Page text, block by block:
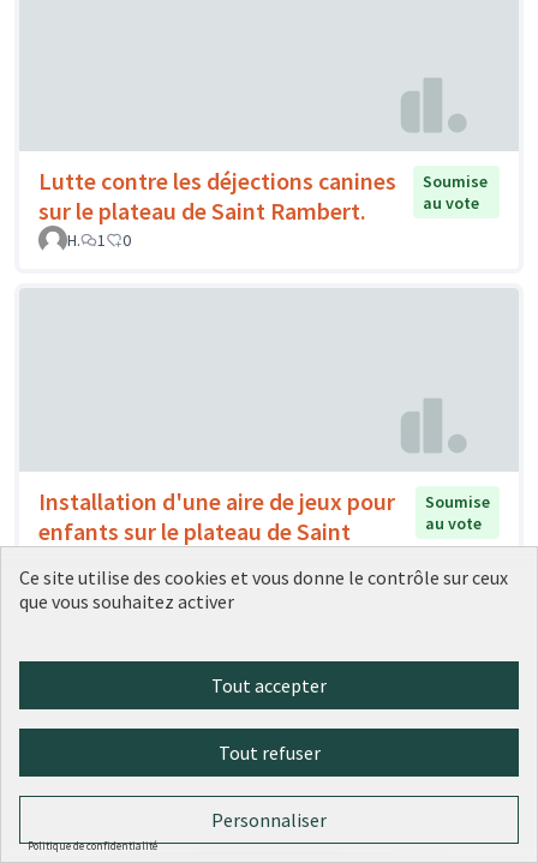
Lutte contre les déjections canines
sur le plateau de Saint Rambert.
Soumise
au vote
H.
1 0
Installation d'une aire de jeux pour
enfants sur le plateau de Saint
Soumise
au vote
H. 0 0
Ce site utilise des cookies et vous donne le contrôle sur ceux
que vous souhaitez activer
Tout accepter
Tout refuser
Personnaliser
Politique de confidentialité